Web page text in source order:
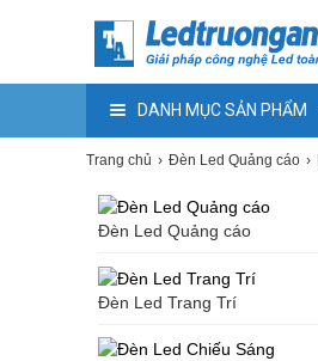
DANH MỤC SẢN PHẨM
Trang chủ Đèn Led Quảng cáo
Đèn Led Quảng cáo
Đèn Led Trang Trí